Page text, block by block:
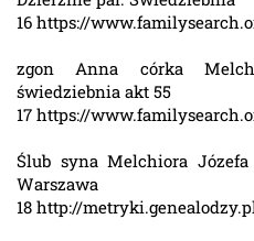
16 https://
zgon Anna córka
świedziebnia akt 55
17 https://
Ślub syna Melchiora
Warszawa
18 http://